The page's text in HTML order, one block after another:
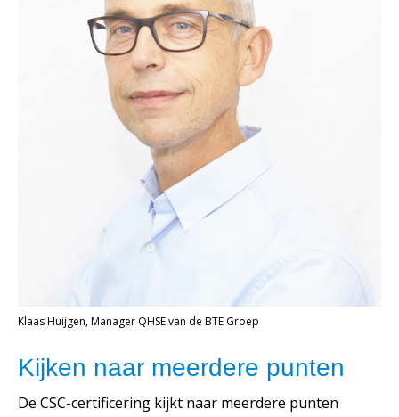
Klaas Huijgen, Manager QHSE van de BTE Groep
Kijken naar meerdere punten
De CSC-certificering kijkt naar meerdere punten